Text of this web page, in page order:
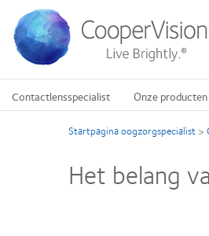
Overslaan
naar
Contactlensspecialist Onze producten
Startpagina oogzorgspecialist >
Het belang